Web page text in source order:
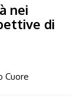
nei
di
Cuore